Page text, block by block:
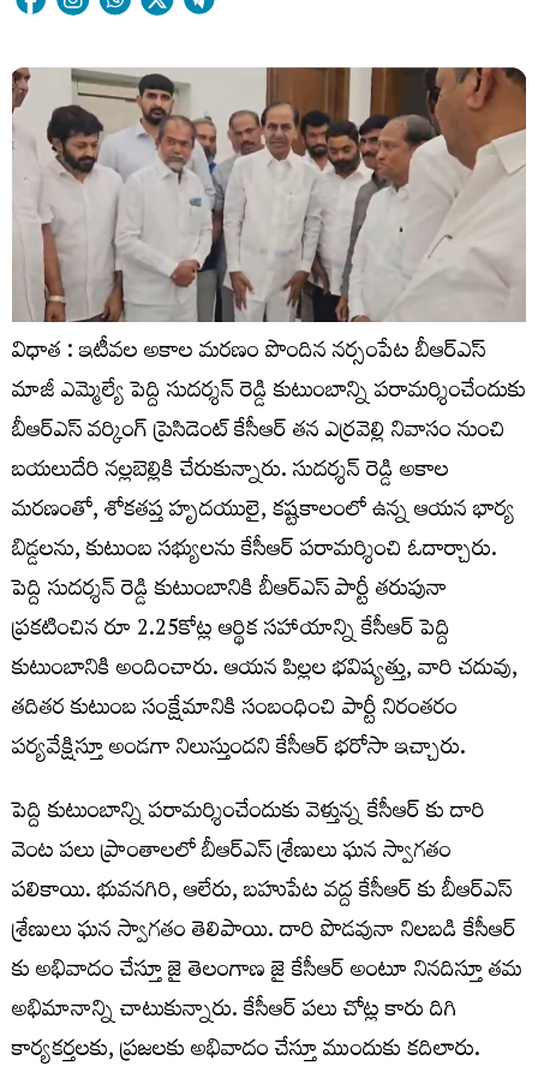
విధాత : ఇటీవల అకాల మరణం పొందిన నర్సంపేట బీఆర్ఎస్
మాజీ ఎమ్మెల్యే పెద్ది సుదర్శన్ రెడ్డి కుటుంబాన్ని పరామర్శించేందుకు
బీఆర్ఎస్ వర్కింగ్ ప్రెసిడెంట్ కేసీఆర్ తన ఎర్రవెల్లి నివాసం నుంచి
బయలుదేరి నల్లబెల్లికి చేరుకున్నారు. సుదర్శన్ రెడ్డి అకాల
మరణంతో, శోకతప్త హృదయులై, కష్టకాలంలో ఉన్న ఆయన భార్య
బిడ్డలను, కుటుంబ సభ్యులను కేసీఆర్ పరామర్శించి ఓదార్చారు.
పెద్ది సుదర్శన్ రెడ్డి కుటుంబానికి బీఆర్ఎస్ పార్టీ తరుపునా
ప్రకటించిన రూ 2.25కోట్ల ఆర్థిక సహాయాన్ని కేసీఆర్ పెద్ది
కుటుంబానికి అందించారు. ఆయన పిల్లల భవిష్యత్తు, వారి చదువు,
తదితర కుటుంబ సంక్షేమానికి సంబంధించి పార్టీ నిరంతరం
పర్యవేక్షిస్తూ అండగా నిలుస్తుందని కేసీఆర్‌ భరోసా ఇచ్చారు.
పెద్ది కుటుంబాన్ని పరామర్శించేందుకు వెళ్తున్న కేసీఆర్ కు దారి
వెంట పలు ప్రాంతాలలో బీఆర్ఎస్ శ్రేణులు ఘన స్వాగతం
పలికాయి. భువనగిరి, ఆలేరు, బహుపేట వద్ద కేసీఆర్ కు బీఆర్ఎస్
శ్రేణులు ఘన స్వాగతం తెలిపాయి. దారి పొడవునా నిలబడి కేసీఆర్
కు అభివాదం చేస్తూ జై తెలంగాణ జై కేసీఆర్ అంటూ నినదిస్తూ తమ
అభిమానాన్ని చాటుకున్నారు. కేసీఆర్ పలు చోట్ల కారు దిగి
కార్యకర్తలకు, ప్రజలకు అభివాదం చేస్తూ ముందుకు కదిలారు.